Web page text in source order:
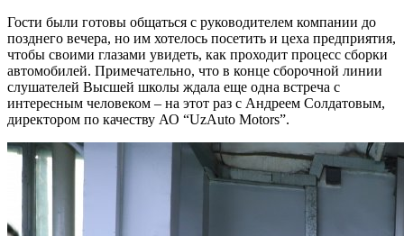
Гости были готовы общаться с руководителем компании до
позднего вечера, но им хотелось посетить и цеха предприятия,
чтобы своими глазами увидеть, как проходит процесс сборки
автомобилей. Примечательно, что в конце сборочной линии
слушателей Высшей школы ждала еще одна встреча с
интересным человеком – на этот раз с Андреем Солдатовым,
директором по качеству АО “UzAuto Motors”.